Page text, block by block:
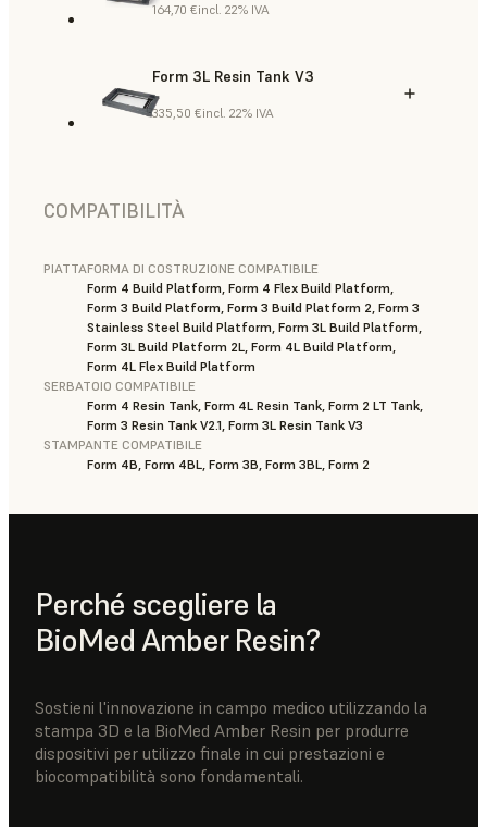
164,70 €incl. 22% IVA
Form 3L Resin Tank V3
335,50 €incl. 22% IVA
COMPATIBILITÀ
PIATTAFORMA DI COSTRUZIONE COMPATIBILE
Form 4 Build Platform, Form 4 Flex Build Platform,
Form 3 Build Platform, Form 3 Build Platform 2, Form 3
Stainless Steel Build Platform, Form 3L Build Platform,
Form 3L Build Platform 2L, Form 4L Build Platform,
Form 4L Flex Build Platform
SERBATOIO COMPATIBILE
Form 4 Resin Tank, Form 4L Resin Tank, Form 2 LT Tank,
Form 3 Resin Tank V2.1, Form 3L Resin Tank V3
STAMPANTE COMPATIBILE
Form 4B, Form 4BL, Form 3B, Form 3BL, Form 2
Perché scegliere la
BioMed Amber Resin?
Sostieni l'innovazione in campo medico utilizzando la
stampa 3D e la BioMed Amber Resin per produrre
dispositivi per utilizzo finale in cui prestazioni e
biocompatibilità sono fondamentali.